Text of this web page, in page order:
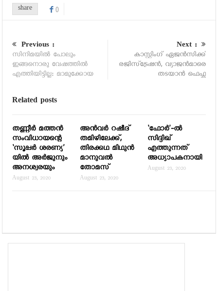
share 0
Previous :
സിനിമയില്‍ പോലും
ഇങ്ങനൊരു വേഷത്തില്‍
എത്തിയിട്ടില്ല: മാമുക്കോയ
Next :
കാസ്റ്റിംഗ് ഏജന്‍സിക്ക്
രജിസ്‌ട്രേഷന്‍, വ്യാജന്‍മാരെ
തടയാന്‍ ഫെഫ്ക
Related posts
തണ്ണീര്‍ മത്തന്‍
സംവിധായന്റെ
‘സൂപ്പര്‍ ശരണ്യ’
യില്‍ അര്‍ജുനും
അനശ്വരയും
August 23, 2020
അന്‍വര്‍ റഷീദ്
തമിഴിലേക്ക്,
തിരക്കഥ മിഥുന്‍
മാനുവല്‍
തോമസ്
August 23, 2020
‘ഫോര്‍’-ല്‍
സിദ്ദിഖ്
എത്തുന്നത്
അധ്യാപകനായി
August 23, 2020